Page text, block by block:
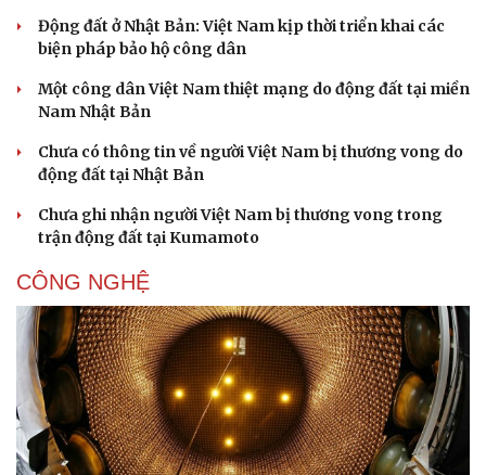
Động đất ở Nhật Bản: Việt Nam kịp thời triển khai các
biện pháp bảo hộ công dân
Một công dân Việt Nam thiệt mạng do động đất tại miền
Nam Nhật Bản
Chưa có thông tin về người Việt Nam bị thương vong do
động đất tại Nhật Bản
Chưa ghi nhận người Việt Nam bị thương vong trong
trận động đất tại Kumamoto
CÔNG NGHỆ